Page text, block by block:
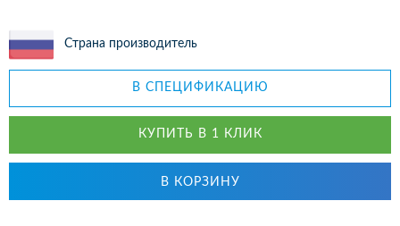
Страна производитель
В СПЕЦИФИКАЦИЮ
КУПИТЬ В 1 КЛИК
В КОРЗИНУ